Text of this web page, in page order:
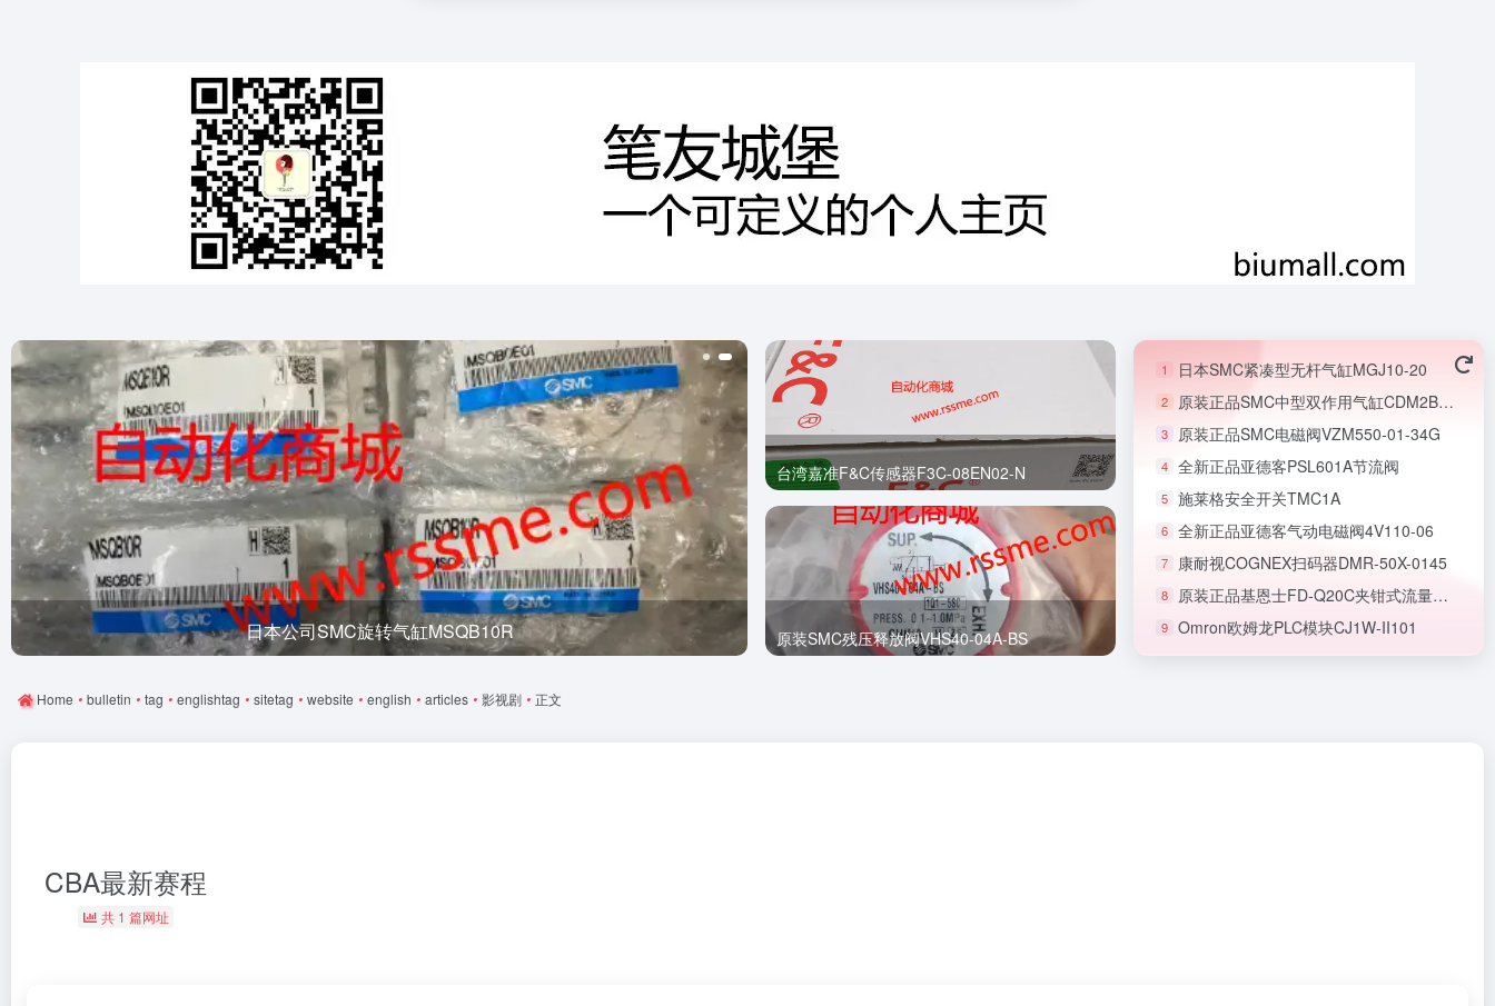
日本公司SMC旋转气缸MSQB10R 全新正品SMC节流阀AS1201F-M5-06A
台湾嘉准F&C传感器F3C-08EN02-N
原装SMC残压释放阀VHS40-04A-BS
1 日本SMC紧凑型无杆气缸MGJ10-20
2 原装正品SMC中型双作用气缸CDM2B20-50Z
3 原装正品SMC电磁阀VZM550-01-34G
4 全新正品亚德客PSL601A节流阀
5 施莱格安全开关TMC1A
6 全新正品亚德客气动电磁阀4V110-06
7 康耐视COGNEX扫码器DMR-50X-0145
8 原装正品基恩士FD-Q20C夹钳式流量传感器
9 Omron欧姆龙PLC模块CJ1W-II101
Home • bulletin • tag • englishtag • sitetag • website • english • articles • 影视剧 • 正文
CBA最新赛程
共 1 篇网址